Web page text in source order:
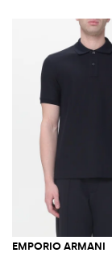
EMPORIO ARMANI